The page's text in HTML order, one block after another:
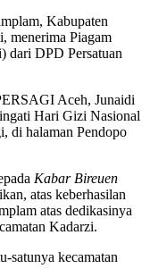
Kabupaten
menerima Piagam
dari DPD Persatuan
Aceh, Junaidi
Hari Gizi Nasional
di halaman Pendopo
Kabar Bireuen
atas keberhasilan
atas dedikasinya
Kadarzi.
satunya kecamatan